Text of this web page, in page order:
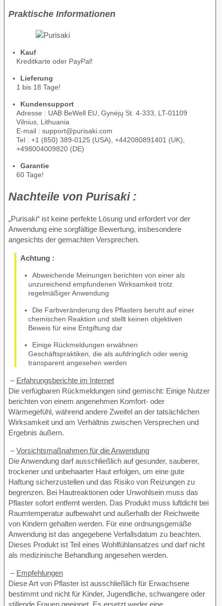
Praktische Informationen
Kauf
Kreditkarte oder PayPal!
Lieferung
1 bis 18 Tage!
Kundensupport
Adresse : UAB BeWell EU, Gynėjų St. 4-333, LT-01109
Vilnius, Lithuania
E-mail : support@purisaki.com
Tel : +1 (850) 389-0125 (USA), +442080891401 (UK),
+498004009820 (DE)
Garantie
60 Tage!
Nachteile von Purisaki :
„Purisaki“ ist keine perfekte Lösung und erfordert vor der
Anwendung eine sorgfältige Bewertung, insbesondere
angesichts der gemachten Versprechen.
Achtung :
Abweichende Meinungen berichten von einer als
unzureichend empfundenen Wirksamkeit trotz
regelmäßiger Anwendung
Die Farbveränderung des Pflasters beruht auf einer
chemischen Reaktion und stellt keinen objektiven
Beweis für eine Entgiftung dar
Einige Rückmeldungen erwähnen
Geschäftspraktiken, die als aufdringlich oder wenig
transparent angesehen werden
– Erfahrungsberichte im Internet
Die verfügbaren Rückmeldungen sind gemischt: Einige Nutzer
berichten von einem angenehmen Komfort- oder
Wärmegefühl, während andere Zweifel an der tatsächlichen
Wirksamkeit und am Verhältnis zwischen Versprechen und
Ergebnis äußern.
–Vorsichtsmaßnahmen für die Anwendung
Die Anwendung darf ausschließlich auf gesunder, sauberer,
trockener und unbehaarter Haut erfolgen, um eine gute
Haftung sicherzustellen und das Risiko von Reizungen zu
begrenzen. Bei Hautreaktionen oder Unwohlsein muss das
Pflaster sofort entfernt werden. Das Produkt muss luftdicht bei
Raumtemperatur aufbewahrt und außerhalb der Reichweite
von Kindern gehalten werden. Für eine ordnungsgemäße
Anwendung ist das angegebene Verfallsdatum zu beachten.
Dieses Produkt ist Teil eines Wohlfühlansatzes und darf nicht
als medizinische Behandlung angesehen werden.
– Empfehlungen
Diese Art von Pflaster ist ausschließlich für Erwachsene
bestimmt und nicht für Kinder, Jugendliche, schwangere oder